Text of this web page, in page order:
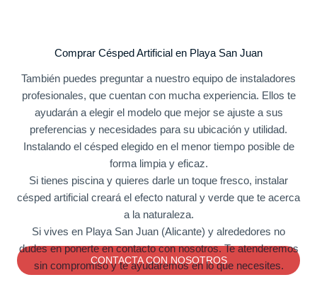
Comprar Césped Artificial en Playa San Juan
También puedes preguntar a nuestro equipo de instaladores
profesionales, que cuentan con mucha experiencia. Ellos te
ayudarán a elegir el modelo que mejor se ajuste a sus
preferencias y necesidades para su ubicación y utilidad.
Instalando el césped elegido en el menor tiempo posible de
forma limpia y eficaz.
Si tienes piscina y quieres darle un toque fresco, instalar
césped artificial creará el efecto natural y verde que te acerca
a la naturaleza.
Si vives en Playa San Juan (Alicante) y alrededores no
dudes en ponerte en contacto con nosotros. Te atenderemos
sin compromiso y te ayudaremos en lo que necesites.
CONTACTA CON NOSOTROS